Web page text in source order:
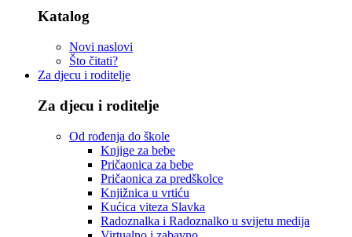
Katalog
Novi naslovi
Što čitati?
Za djecu i roditelje
Za djecu i roditelje
Od rođenja do škole
Knjige za bebe
Pričaonica za bebe
Pričaonica za predškolce
Knjižnica u vrtiću
Kućica viteza Slavka
Radoznalka i Radoznalko u svijetu medija